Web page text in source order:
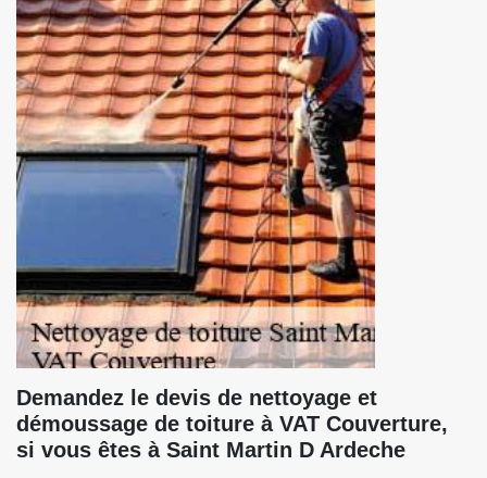
Demandez le devis de nettoyage et
démoussage de toiture à VAT Couverture,
si vous êtes à Saint Martin D Ardeche